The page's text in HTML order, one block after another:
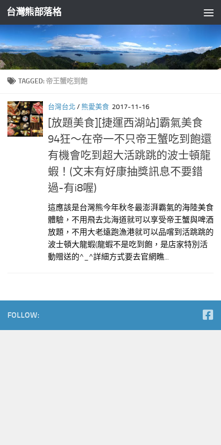
Skip to content
台灣熊部落格
TAGGED: 帝王蟹吃到飽
台灣台北 / 熊愛美食 2017-11-16
[放題美食][捷運西湖站]霸氣美食
94狂～在帝一不只帝王蟹吃到飽還
有機會吃到超大活跳跳的波士頓龍
蝦！(文末有好康抽獎訊息不要錯
過-有i8喔)
這應該是台灣熊今年秋冬最澎湃霸氣的海陸美食
體驗，不用飛去北海道就可以享受帝王蟹與啤酒
放題，不用大老遠跑漁港就可以品嚐到活跳跳的
波士頓大龍蝦(龍蝦不是吃到飽，是店家特別活
動贈送的^_^詳細方式要去官網瞧...
FOLLOW: